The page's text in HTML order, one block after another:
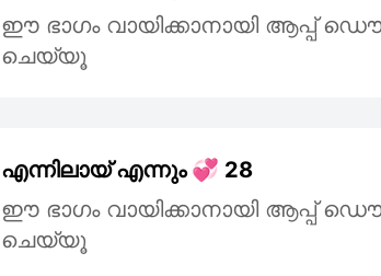
ഈ ഭാഗം വായിക്കാനായി ആപ്പ്
ചെയ്യൂ
എന്നിലായ് എന്നും 💞 28
ഈ ഭാഗം വായിക്കാനായി ആപ്പ്
ചെയ്യൂ